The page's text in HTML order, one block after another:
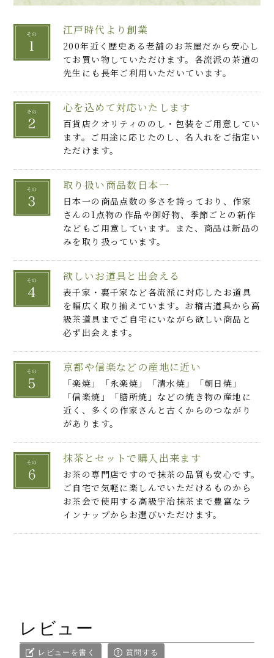
江戸時代より創業
200年近く歴史ある老舗のお茶屋だから安心し
てお買い物していただけます。各流派の茶道の
先生にも長年ご利用いただいています。
心を込めて対応いたします
百貨店クオリティののし・包装をご用意してい
ます。ご用途に応じたのし、名入れをご指定い
ただけます。
取り扱い商品数日本一
日本一の商品点数の多さを誇っており、作家
さんの1点物の作品や御好物、季節ごとの新作
などもご用意しています。また、商品は新品の
みを取り扱っています。
欲しいお道具と出会える
表千家・裏千家など各流派に対応したお道具
を幅広く取り揃えています。お稽古道具から高
級茶道具までご自宅にいながら欲しい商品と
必ず出会えます。
京都や信楽などの産地に近い
「楽焼」「永楽焼」「清水焼」「朝日焼」
「信楽焼」「膳所焼」などの焼き物の産地に
近く、多くの作家さんと古くからのつながり
があります。
抹茶とセットで購入出来ます
お茶の専門店ですので抹茶の品質も安心です。
ご自宅で気軽に楽しんでいただけるものから
お茶会で使用する高級宇治抹茶まで豊富なラ
インナップからお選びいただけます。
レビュー
レビューを書く 質問する